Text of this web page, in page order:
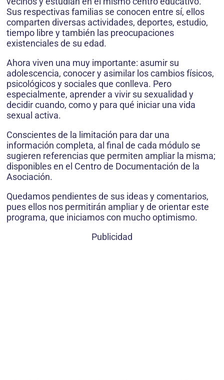
Sus respectivas familias se conocen entre sí, ellos
comparten diversas actividades, deportes, estudio,
tiempo libre y también las preocupaciones
existenciales de su edad.
Ahora viven una muy importante: asumir su
adolescencia, conocer y asimilar los cambios físicos,
psicológicos y sociales que conlleva. Pero
especialmente, aprender a vivir su sexualidad y
decidir cuando, como y para qué iniciar una vida
sexual activa.
Conscientes de la limitación para dar una
información completa, al final de cada módulo se
sugieren referencias que permiten ampliar la misma;
disponibles en el Centro de Documentación de la
Asociación.
Quedamos pendientes de sus ideas y comentarios,
pues ellos nos permitirán ampliar y de orientar este
programa, que iniciamos con mucho optimismo.
Publicidad